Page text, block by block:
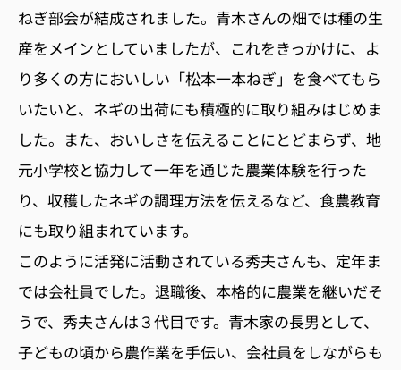
ねぎ部会が結成されました。青木さんの畑では種の生
産をメインとしていましたが、これをきっかけに、よ
り多くの方においしい「松本一本ねぎ」を食べてもら
いたいと、ネギの出荷にも積極的に取り組みはじめま
した。また、おいしさを伝えることにとどまらず、地
元小学校と協力して一年を通じた農業体験を行った
り、収穫したネギの調理方法を伝えるなど、食農教育
にも取り組まれています。
このように活発に活動されている秀夫さんも、定年ま
では会社員でした。退職後、本格的に農業を継いだそ
うで、秀夫さんは３代目です。青木家の長男として、
子どもの頃から農作業を手伝い、会社員をしながらも